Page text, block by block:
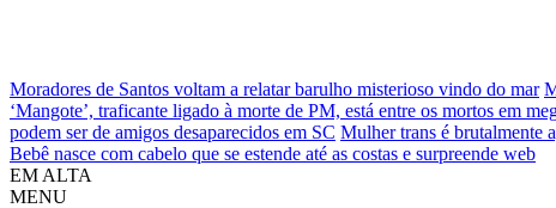
Moradores de Santos voltam a relatar barulho misterioso vindo do mar
‘Mangote’, traficante ligado à morte de PM, está entre os mortos em
podem ser de amigos desaparecidos em SC Mulher trans é brutalmente
Bebê nasce com cabelo que se estende até as costas e surpreende web
EM ALTA
MENU